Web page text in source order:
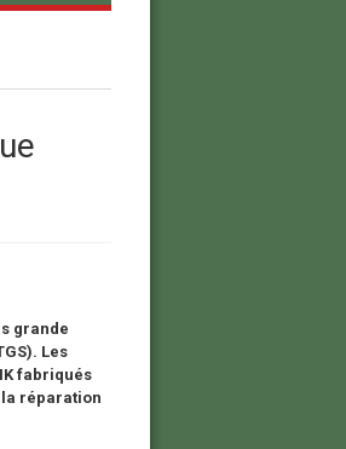
grande
Les
fabriqués
la réparation